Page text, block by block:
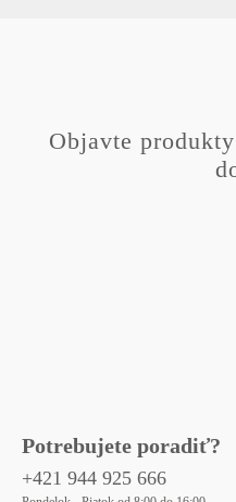
Objavte
Potrebujete poradiť?
+421 944 925 666